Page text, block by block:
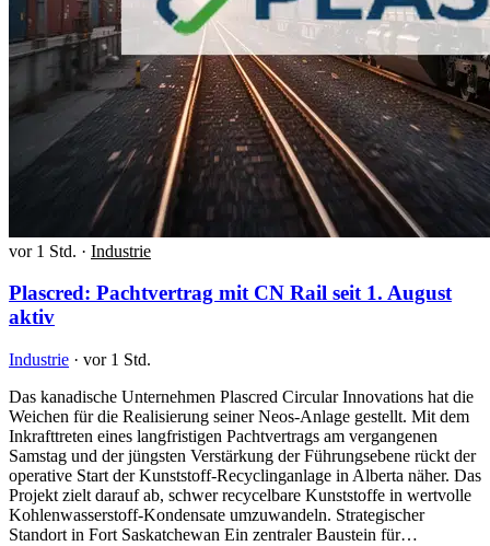
vor 1 Std. · Industrie
Plascred: Pachtvertrag mit CN Rail seit 1. August
aktiv
Industrie · vor 1 Std.
Das kanadische Unternehmen Plascred Circular Innovations hat die
Weichen für die Realisierung seiner Neos-Anlage gestellt. Mit dem
Inkrafttreten eines langfristigen Pachtvertrags am vergangenen
Samstag und der jüngsten Verstärkung der Führungsebene rückt der
operative Start der Kunststoff-Recyclinganlage in Alberta näher. Das
Projekt zielt darauf ab, schwer recycelbare Kunststoffe in wertvolle
Kohlenwasserstoff-Kondensate umzuwandeln. Strategischer
Standort in Fort Saskatchewan Ein zentraler Baustein für…